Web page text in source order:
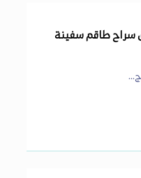
سراح طاقم سفينة